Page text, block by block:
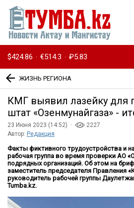
$424.86 · €514.3 · ₽5.83
ЖИЗНЬ РЕГИОНА
КМГ выявил лазейку для
штат «Озенмунайгаза» -
23 Июня 2023 (14:52) ·
2227
Автор: Редакция
Факты фиктивного трудоустройства и
рабочая группа во время проверки АО
подрядных организаций. Об этом на
заместитель председателя Правления
руководитель рабочей группы
Tumba.kz.